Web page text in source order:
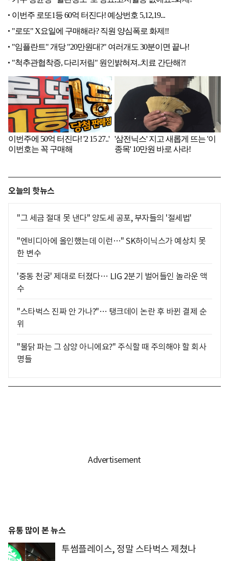
오늘의 핫뉴스
"그 세금 절대 못 낸다" 양도세 공포, 부자들의 '절세법'
"엔비디아에 올인했는데 이런…" SK하이닉스가 예상치 못
한 변수
'중동 천궁' 제대로 터졌다… LIG 2분기 벌어들인 놀라운 액
수
"스타벅스 진짜 안 가나?"… 탱크데이 논란 후 바뀐 결제 순
위
"불닭 파는 그 삼양 아니에요?" 주식할 때 주의해야 할 회사
명들
유통 많이 본 뉴스
투썸플레이스, 정말 스타벅스 제쳤나